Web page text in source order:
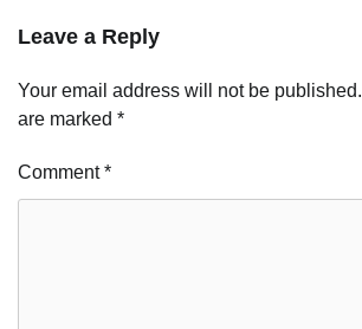
Leave a Reply
Your email address will not be published.
are marked *
Comment*